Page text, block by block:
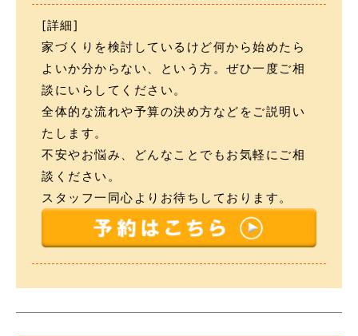
[詳細]
家づくりを検討しているけど何から始めたら
よいか分からない、という方。ぜひ一度ご相
談にいらしてください。
全体的な流れや予算の決め方などをご説明い
たします。
不安やお悩み、どんなことでもお気軽にご相
談ください。
スタッフ一同心よりお待ちしております。